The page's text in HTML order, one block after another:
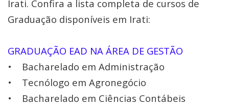
Irati. Confira a lista completa de cursos de
Graduação disponíveis em Irati:
GRADUAÇÃO EAD NA ÁREA DE GESTÃO
• Bacharelado em Administração
• Tecnólogo em Agronegócio
• Bacharelado em Ciências Contábeis